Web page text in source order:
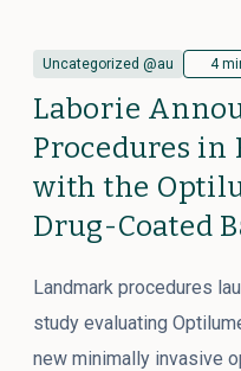
Uncategorized @au 4
Laborie
Procedures in
with the
Drug-Coated
Landmark procedures
study evaluating
new minimally invasive